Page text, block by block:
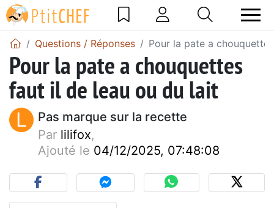
Questions / Réponses Pour la pate a
Pour la pate a chouquettes
faut il de leau ou du lait
L
Pas marque sur la recette
Par lilifox,
Ajouté le 04/12/2025, 07:48:08